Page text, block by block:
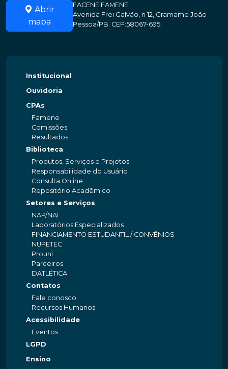
Abrir
mapa
FACENE FAMENE
Avenida Frei Galvão, n 12, Gramame João
Pessoa/PB. CEP:58067-695
Institucional
Ouvidoria
CPAs
Famene
Comissões
Resultados
Biblioteca
Produtos, Serviços e Projetos
Responsabilidade do Usuário
Consulta Online
Repositório Acadêmico
Setores e Serviços
NAP/NAI
Laboratórios Especializados
FINANCIAMENTO ESTUDANTIL / CONVÊNIOS
NUPETEC
Prouni
Parceiros
DATLÉTICA
Contatos
Fale conosco
Recursos Humanos
Acessibilidade
Eventos
LGPD
Ensino